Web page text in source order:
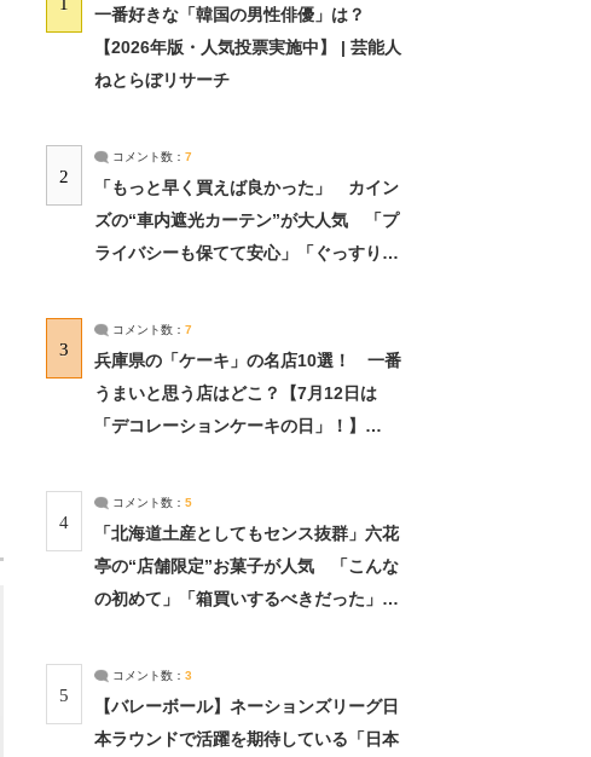
一番好きな「韓国の男性俳優」は？
【2026年版・人気投票実施中】 | 芸能人
ねとらぼリサーチ
2
コメント数： 7
「もっと早く買えば良かった」 カイン
ズの“車内遮光カーテン”が大人気 「プ
ライバシーも保てて安心」「ぐっすり眠
3
コメント数： 7
兵庫県の「ケーキ」の名店10選！ 一番
うまいと思う店はどこ？【7月12日は
「デコレーションケーキの日」！】
4
コメント数： 5
「北海道土産としてもセンス抜群」六花
亭の“店舗限定”お菓子が人気 「こんな
の初めて」「箱買いするべきだった」
5
コメント数： 3
【バレーボール】ネーションズリーグ日
本ラウンドで活躍を期待している「日本